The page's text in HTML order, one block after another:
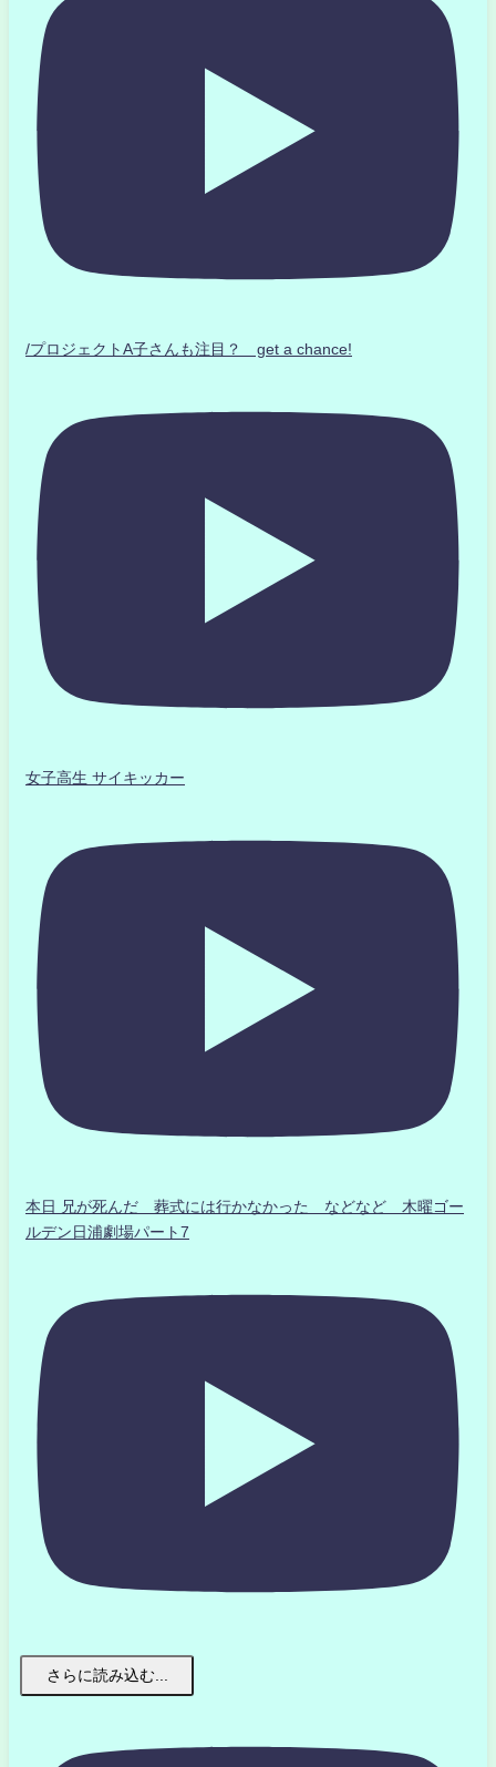
/プロジェクトA子さんも注目？ get a chance!
女子高生 サイキッカー
本日 兄が死んだ 葬式には行かなかった などなど 木曜ゴー
ルデン日浦劇場パート7
さらに読み込む...